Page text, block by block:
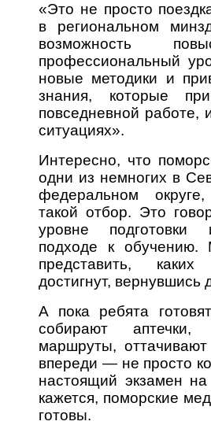
«Это не просто
в региональном
возможность
профессиональный
новые методики и
знания, которые
повседневной работе,
ситуациях».
Интересно, что
одни из немногих в
федеральном
такой отбор. Это
уровне подготовки
подходе к обучению.
представить,
достигнут, вернувшись
А пока ребята
собирают аптечки,
маршруты,
впереди — не просто
настоящий экзамен
кажется, поморские
готовы.